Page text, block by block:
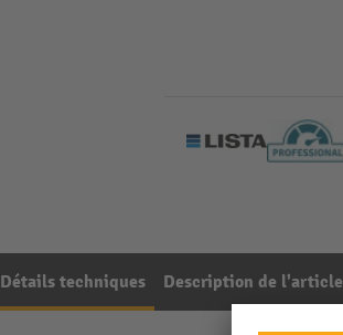
Détails techniques Description de l'article